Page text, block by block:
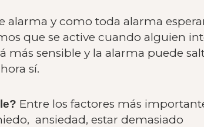
alarma y como toda alarma
que se active cuando alguien
sensible y la alarma puede
sí.
Entre los factores más
ansiedad, estar demasiado